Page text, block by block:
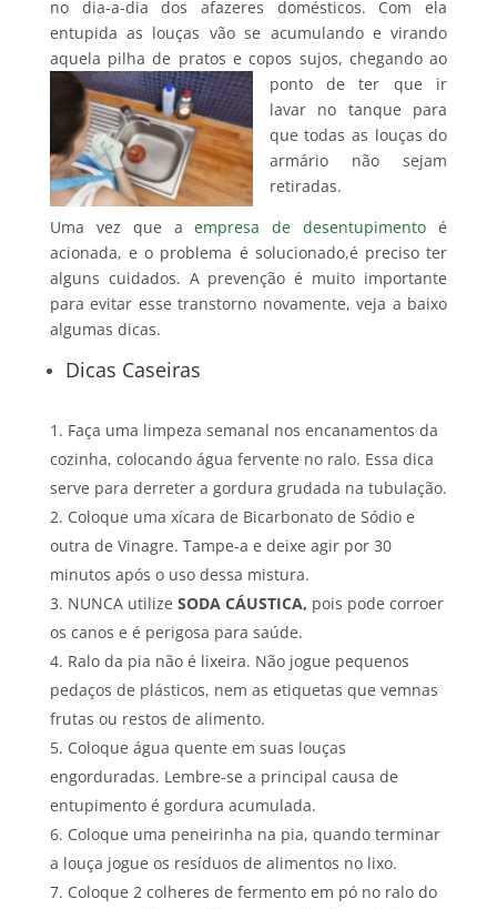
no dia-a-dia dos afazeres domésticos. Com ela
entupida as louças vão se acumulando e virando
aquela pilha de pratos e copos sujos, chegando ao
ponto de ter que ir
lavar no tanque para
que todas as louças do
armário não sejam
retiradas.
Uma vez que aempresa de desentupimento é
acionada, e o problema é solucionado,é preciso ter
alguns cuidados. A prevenção é muito importante
para evitar esse transtorno novamente, veja a baixo
algumas dicas.
Dicas Caseiras
Faça uma limpeza semanal nos encanamentos da
cozinha, colocando água fervente no ralo. Essa dica
serve para derreter a gordura grudada na tubulação.
Coloque uma xícara de Bicarbonato de Sódio e
outra de Vinagre. Tampe-a e deixe agir por 30
minutos após o uso dessa mistura.
NUNCA utilize SODA CÁUSTICA, pois pode corroer
os canos e é perigosa para saúde.
Ralo da pia não é lixeira. Não jogue pequenos
pedaços de plásticos, nem as etiquetas que vemnas
frutas ou restos de alimento.
Coloque água quente em suas louças
engorduradas. Lembre-se a principal causa de
entupimento é gordura acumulada.
Coloque uma peneirinha na pia, quando terminar
a louça jogue os resíduos de alimentos no lixo.
Coloque 2 colheres de fermento em pó no ralo do